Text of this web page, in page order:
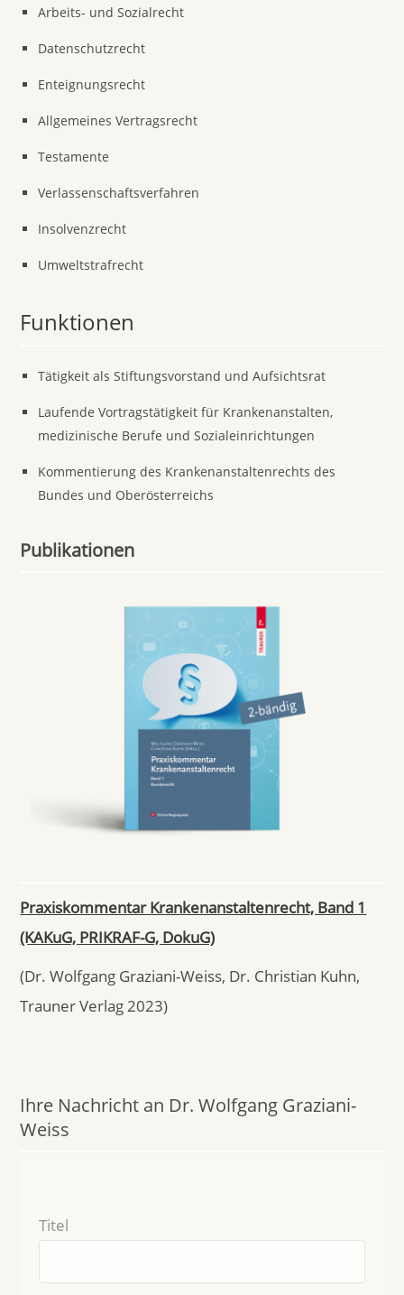
Arbeits- und Sozialrecht
Datenschutzrecht
Enteignungsrecht
Allgemeines Vertragsrecht
Testamente
Verlassenschaftsverfahren
Insolvenzrecht
Umweltstrafrecht
Funktionen
Tätigkeit als Stiftungsvorstand und Aufsichtsrat
Laufende Vortragstätigkeit für Krankenanstalten,
medizinische Berufe und Sozialeinrichtungen
Kommentierung des Krankenanstaltenrechts des
Bundes und Oberösterreichs
Publikationen
Praxiskommentar Krankenanstaltenrecht, Band 1
(KAKuG, PRIKRAF-G, DokuG)
(Dr. Wolfgang Graziani-Weiss, Dr. Christian Kuhn,
Trauner Verlag 2023)
Ihre Nachricht an Dr. Wolfgang Graziani-
Weiss
Bitte lasse dieses Feld leer.
Titel